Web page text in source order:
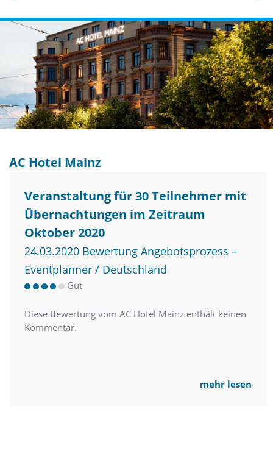
AC Hotel Mainz
Veranstaltung für 30 Teilnehmer mit
Übernachtungen im Zeitraum
Oktober 2020
24.03.2020 Bewertung Angebotsprozess –
Eventplanner / Deutschland
Gut
Diese Bewertung vom AC Hotel Mainz enthält keinen
Kommentar.
mehr lesen